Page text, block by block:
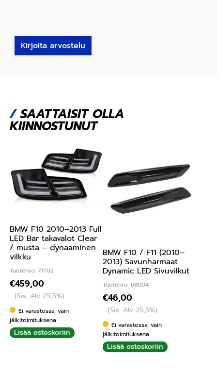
Kirjoita arvostelu
/SAATTAISIT OLLA
KIINNOSTUNUT
BMW F10 2010–2013 Full
LED Bar takavalot Clear
/ musta – dynaaminen
vilkku
Tuotenro: 71702
€459,00
(Sis. Alv 25,5%)
Ei varastossa, vain
jälkitoimituksena
Lisää ostoskoriin
BMW F10 / F11 (2010–
2013) Savunharmaat
Dynamic LED Sivuvilkut
Tuotenro: 68004
€46,00
(Sis. Alv 25,5%)
Ei varastossa, vain
jälkitoimituksena
Lisää ostoskoriin